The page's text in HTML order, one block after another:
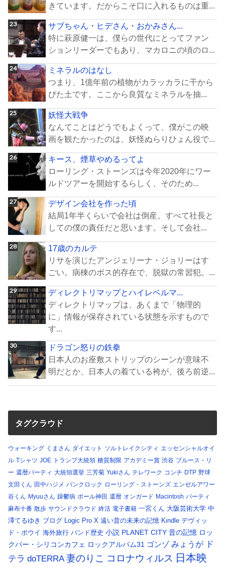
きています。だからこそ口に入れるものは重...
サブちゃん・ヒデさん・おかみさん...
特に萩原健一は、僕らの世代にとってファン
ションリーダーでもあり、マカロニの頃のロ...
ミネラルのはなし
つまり、1億年前の植物がカラッカラに干から
びた土です。ここから良質なミネラルを抽...
妖怪大戦争
なんてことはどうでもよくって、僕がこの映
画を観たかったのは、妖怪ぬらりひょん役で...
キース、煙草やめるってよ
ローリング・ストーンズは今年2020年にワー
ルドツアーを開始するらしく、そのため...
デザイン会社を作った頃
結局1年半くらいで会社は倒産。すべて社長と
しての僕の責任だと思います。そして会社...
17歳のカルテ
リサを演じたアンジェリーナ・ジョリーはす
ごい。病棟のボス的存在で、脱獄の常習犯。...
ディレクトリマップとハイレベルマ...
ディレクトリマップは、あくまで「物理的
に」情報が保存されている状態を示すもので
す...
ドラゴン怒りの鉄拳
日本人のお座敷ストリップのシーンが意味不
明だとか、日本人の着ている袴が、後ろ前逆...
タグクラウド
ウォーキング くまさん ダイエット ソルトレイクシティ エッセンシャルオイ
ル Tシャツ JOE トランプ大統領 糖質制限 アカデミー賞 渋谷 ブルース・リ
ー 還暦パーティ 大統領選挙 三芳菊 Yukiさん テレワーク コンチ DTP 野球
文田くん 田中ハジメ パンクロック ローリング・ストーンズ エンゼルアワー
谷くん Myuuさん 躁鬱病 ポール神田 還暦 オンガード Macintosh パーティ
麻布十番 散歩 サウンドクラウド 終活 電子書籍 一宮くん 大阪芸術大学 中
澤てるゆき ブログ Logic Pro X 遠い昔の未来の記憶 Kindle デヴィッ
ド・ボウイ 海外旅行 バンド歴史 小説 PLANET CITY 昔の記憶 ロッ
クバー・シリコンカフェ ロックアルバム31 ゴンゾ みょうが
ド
テラ doTERRA 妻のりこ コロナウィルス 日本映